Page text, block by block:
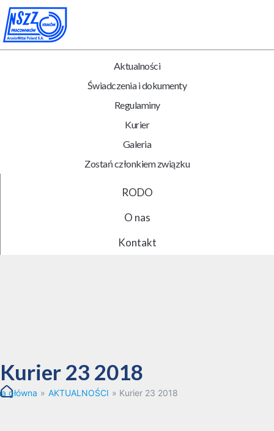
RODO
O nas
Kontakt
Aktualności
Świadczenia i dokumenty
Regulaminy
Kurier
Galeria
Zostań członkiem związku
Kurier 23 2018
główna » AKTUALNOŚCI » Kurier 23 2018